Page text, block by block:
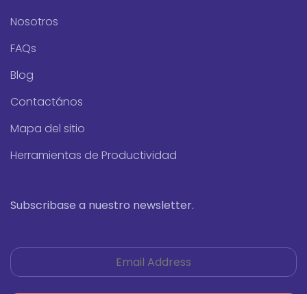
Nosotros
FAQs
Blog
Contactános
Mapa del sitio
Herramientas de Productividad
Subscribase a nuestro newsletter.